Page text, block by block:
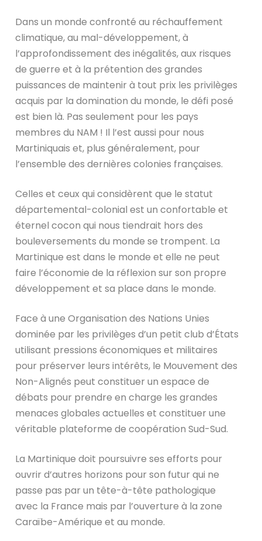
Dans un monde confronté au réchauffement
climatique, au mal-développement, à
l’approfondissement des inégalités, aux risques
de guerre et à la prétention des grandes
puissances de maintenir à tout prix les privilèges
acquis par la domination du monde, le défi posé
est bien là. Pas seulement pour les pays
membres du NAM ! Il l’est aussi pour nous
Martiniquais et, plus généralement, pour
l’ensemble des dernières colonies françaises.
Celles et ceux qui considèrent que le statut
départemental-colonial est un confortable et
éternel cocon qui nous tiendrait hors des
bouleversements du monde se trompent. La
Martinique est dans le monde et elle ne peut
faire l’économie de la réflexion sur son propre
développement et sa place dans le monde.
Face à une Organisation des Nations Unies
dominée par les privilèges d’un petit club d’États
utilisant pressions économiques et militaires
pour préserver leurs intérêts, le Mouvement des
Non-Alignés peut constituer un espace de
débats pour prendre en charge les grandes
menaces globales actuelles et constituer une
véritable plateforme de coopération Sud-Sud.
La Martinique doit poursuivre ses efforts pour
ouvrir d’autres horizons pour son futur qui ne
passe pas par un tête-à-tête pathologique
avec la France mais par l’ouverture à la zone
Caraïbe-Amérique et au monde.